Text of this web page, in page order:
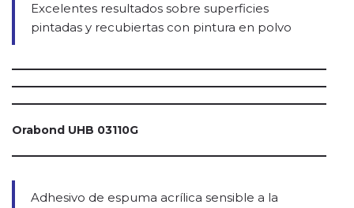
Excelentes resultados sobre superficies
pintadas y recubiertas con pintura en polvo
Orabond UHB 03110G
Adhesivo de espuma acrílica sensible a la